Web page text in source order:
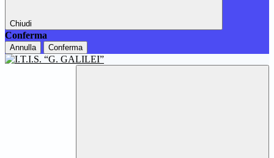
Chiudi
Conferma
Annulla Conferma